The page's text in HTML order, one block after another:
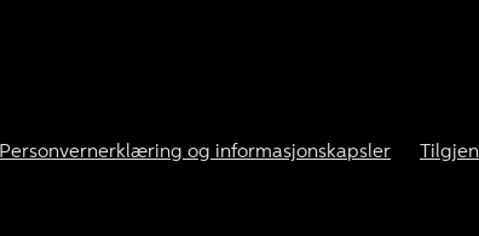
Personvernerklæring og informasjonskapsler